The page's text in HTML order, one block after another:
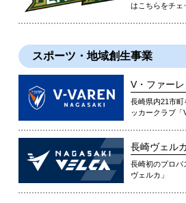
はこちらをチェ
スポーツ・地域創生事業
V・ファー
長崎県内21市
ッカークラブ「
長崎ヴェルカ
長崎初のプロバ
ヴェルカ」